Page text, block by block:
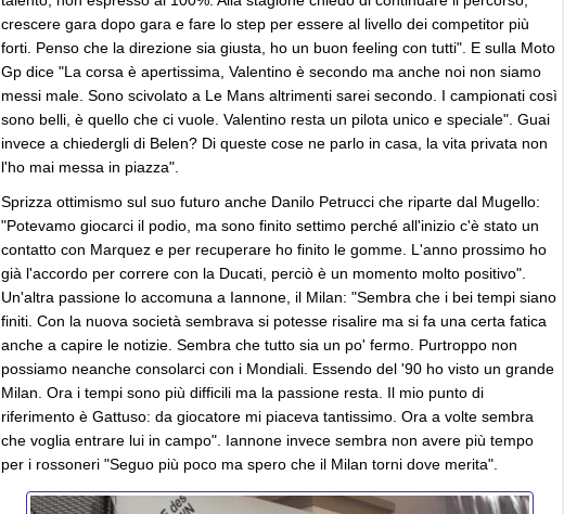
crescere gara dopo gara e fare lo step per essere al livello dei competitor più
forti. Penso che la direzione sia giusta, ho un buon feeling con tutti". E sulla Moto
Gp dice "La corsa è apertissima, Valentino è secondo ma anche noi non siamo
messi male. Sono scivolato a Le Mans altrimenti sarei secondo. I campionati così
sono belli, è quello che ci vuole. Valentino resta un pilota unico e speciale". Guai
invece a chiedergli di Belen? Di queste cose ne parlo in casa, la vita privata non
l'ho mai messa in piazza".
Sprizza ottimismo sul suo futuro anche Danilo Petrucci che riparte dal Mugello:
"Potevamo giocarci il podio, ma sono finito settimo perché all'inizio c'è stato un
contatto con Marquez e per recuperare ho finito le gomme. L'anno prossimo ho
già l'accordo per correre con la Ducati, perciò è un momento molto positivo".
Un'altra passione lo accomuna a Iannone, il Milan: "Sembra che i bei tempi siano
finiti. Con la nuova società sembrava si potesse risalire ma si fa una certa fatica
anche a capire le notizie. Sembra che tutto sia un po' fermo. Purtroppo non
possiamo neanche consolarci con i Mondiali. Essendo del '90 ho visto un grande
Milan. Ora i tempi sono più difficili ma la passione resta. Il mio punto di
riferimento è Gattuso: da giocatore mi piaceva tantissimo. Ora a volte sembra
che voglia entrare lui in campo". Iannone invece sembra non avere più tempo
per i rossoneri "Seguo più poco ma spero che il Milan torni dove merita".